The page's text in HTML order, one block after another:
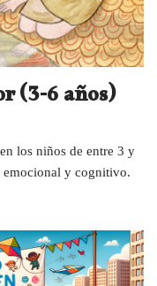
(3-6 años)
los niños de entre 3 y
emocional y cognitivo.